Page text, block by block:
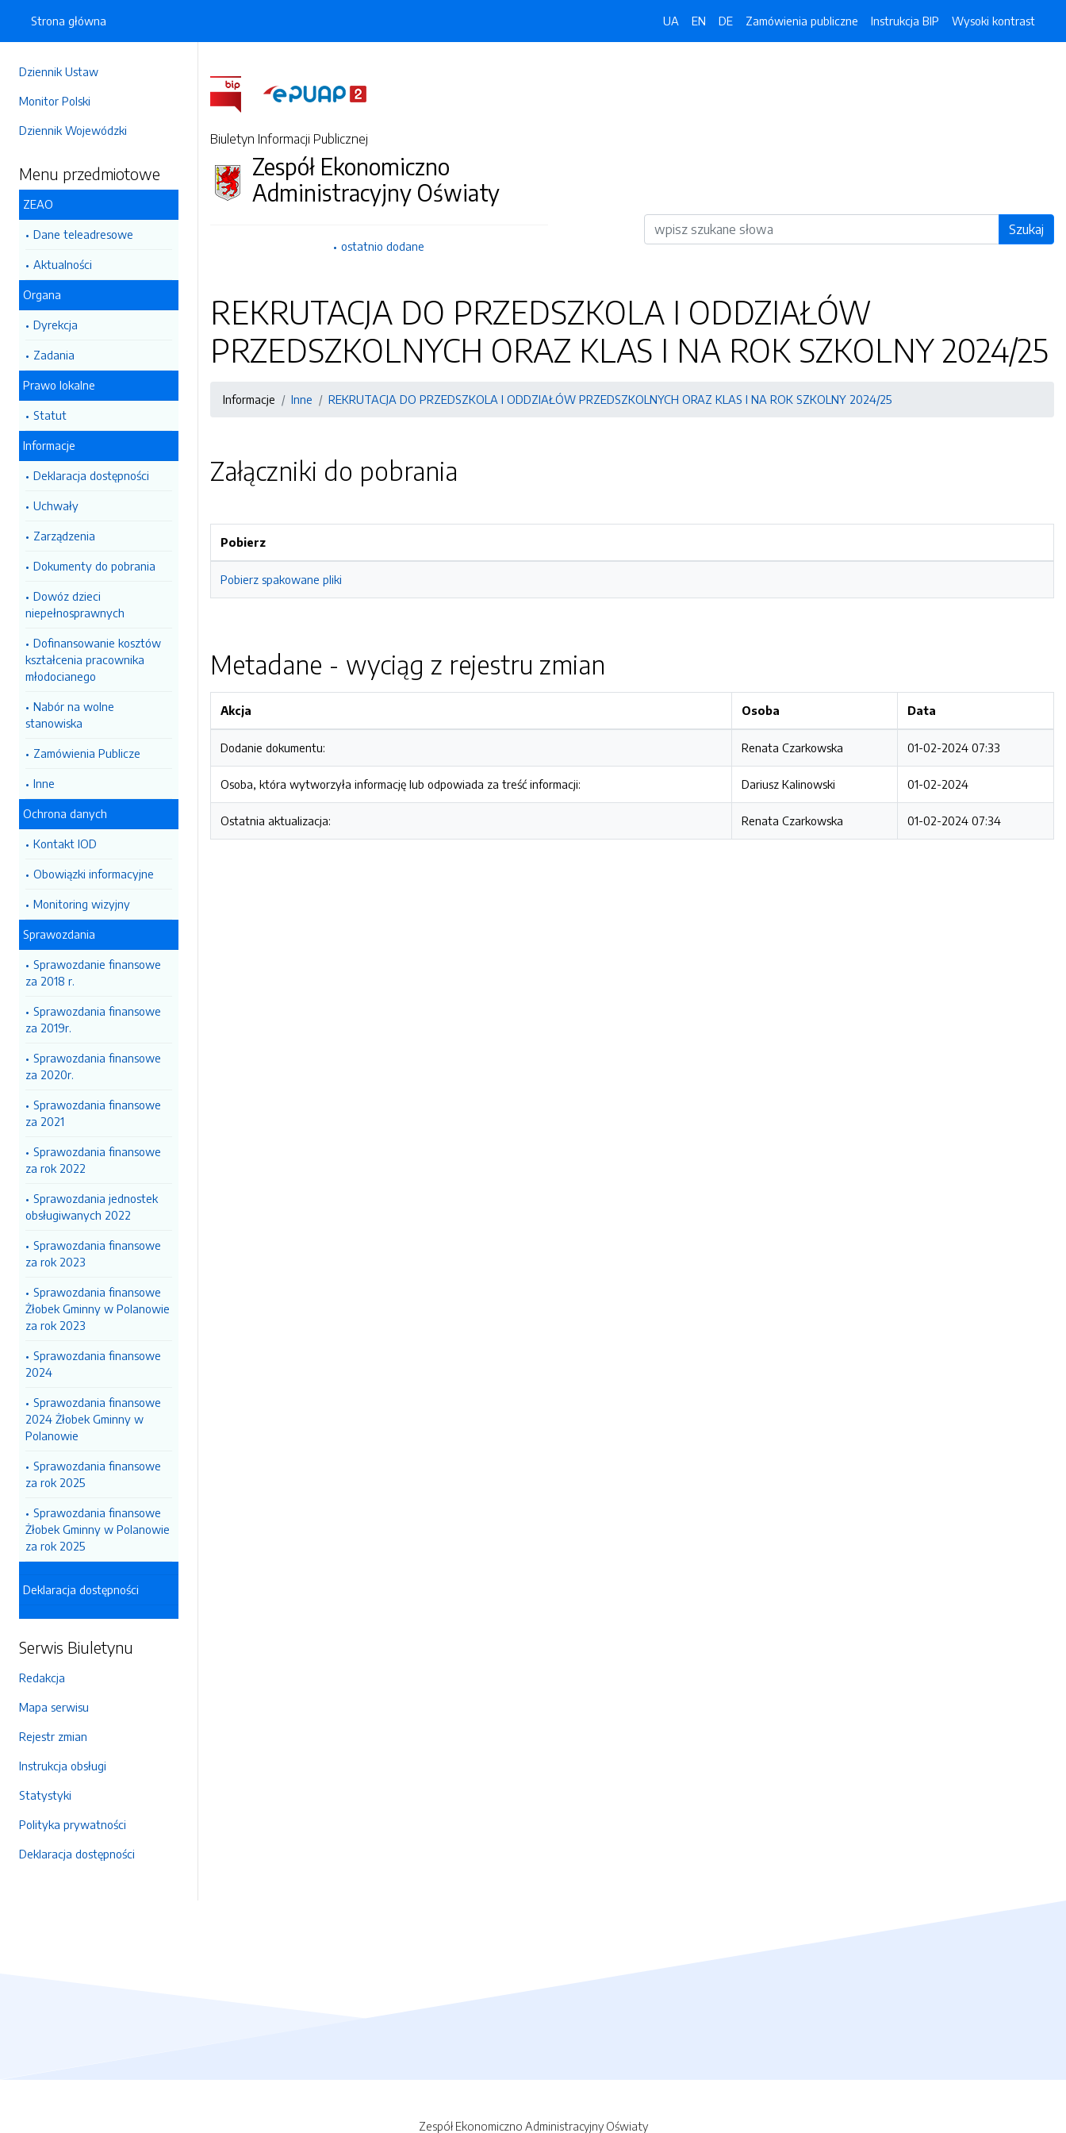
Dziennik Ustaw
Monitor Polski
Dziennik Wojewódzki
Menu przedmiotowe
ZEAO
Dane teleadresowe
Aktualności
Organa
Dyrekcja
Zadania
Prawo lokalne
Statut
Informacje
Deklaracja dostępności
Uchwały
Zarządzenia
Dokumenty do pobrania
Dowóz dzieci
niepełnosprawnych
Dofinansowanie kosztów
kształcenia pracownika
młodocianego
Nabór na wolne
stanowiska
Zamówienia Publicze
Inne
Ochrona danych
Kontakt IOD
Obowiązki informacyjne
Monitoring wizyjny
Sprawozdania
Sprawozdanie finansowe
za 2018 r.
Sprawozdania finansowe
za 2019r.
Sprawozdania finansowe
za 2020r.
Sprawozdania finansowe
za 2021
Sprawozdania finansowe
za rok 2022
Sprawozdania jednostek
obsługiwanych 2022
Sprawozdania finansowe
za rok 2023
Sprawozdania finansowe
Żłobek Gminny w Polanowie
za rok 2023
Sprawozdania finansowe
2024
Sprawozdania finansowe
2024 Żłobek Gminny w
Polanowie
Sprawozdania finansowe
za rok 2025
Sprawozdania finansowe
Żłobek Gminny w Polanowie
za rok 2025
Deklaracja dostępności
Serwis Biuletynu
Redakcja
Mapa serwisu
Rejestr zmian
Instrukcja obsługi
Statystyki
Polityka prywatności
Deklaracja dostępności
Strona główna UA EN DE Zamówienia publiczne Instrukcja BIP Wysoki kontrast
Biuletyn Informacji Publicznej
Zespół Ekonomiczno
Administracyjny Oświaty
ostatnio dodane
Wyszukiwarka Szukaj
REKRUTACJA DO PRZEDSZKOLA I ODDZIAŁÓW
PRZEDSZKOLNYCH ORAZ KLAS I NA ROK SZKOLNY 2024/25
Informacje Inne REKRUTACJA DO PRZEDSZKOLA I ODDZIAŁÓW PRZEDSZKOLNYCH ORAZ KLAS I NA ROK SZKOLNY 2024/25
Załączniki do pobrania
Pobierz
Pobierz spakowane pliki
Metadane - wyciąg z rejestru zmian
Akcja Osoba Data
Dodanie dokumentu: Renata Czarkowska 01-02-2024 07:33
Osoba, która wytworzyła informację lub odpowiada za treść informacji: Dariusz Kalinowski 01-02-2024
Ostatnia aktualizacja: Renata Czarkowska 01-02-2024 07:34
Zespół Ekonomiczno Administracyjny Oświaty